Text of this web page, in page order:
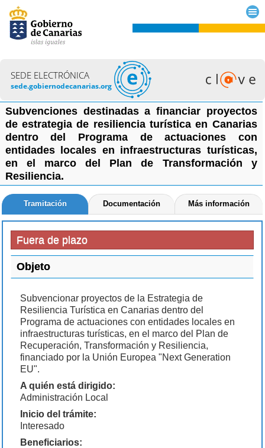
SEDE ELECTRÓNICA
sede.gobiernodecanarias.org
Subvenciones destinadas a financiar proyectos
de estrategia de resiliencia turística en Canarias
dentro del Programa de actuaciones con
entidades locales en infraestructuras turísticas,
en el marco del Plan de Transformación y
Resiliencia.
Tramitación Documentación Más información
Fuera de plazo
Objeto
Subvencionar proyectos de la Estrategia de
Resiliencia Turística en Canarias dentro del
Programa de actuaciones con entidades locales en
infraestructuras turísticas, en el marco del Plan de
Recuperación, Transformación y Resiliencia,
financiado por la Unión Europea "Next Generation
EU".
A quién está dirigido:
Administración Local
Inicio del trámite:
Interesado
Beneficiarios: